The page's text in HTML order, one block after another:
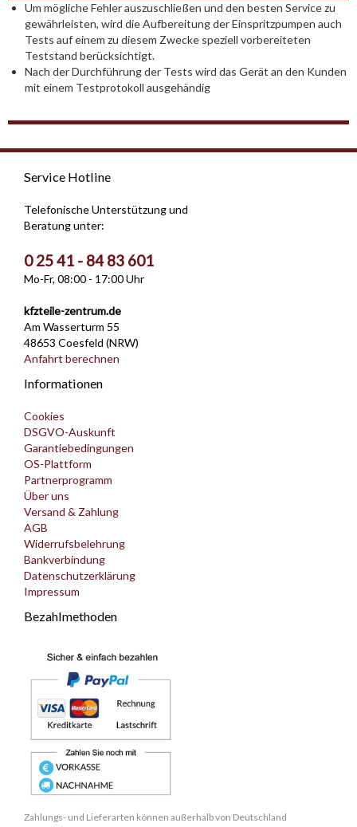
Um mögliche Fehler auszuschließen und den besten Service zu
gewährleisten, wird die Aufbereitung der Einspritzpumpen auch
Tests auf einem zu diesem Zwecke speziell vorbereiteten
Teststand berücksichtigt.
Nach der Durchführung der Tests wird das Gerät an den Kunden
mit einem Testprotokoll ausgehändig
Service Hotline
Telefonische Unterstützung und
Beratung unter:
0 25 41 - 84 83 601
Mo-Fr, 08:00 - 17:00 Uhr
kfzteile-zentrum.de
Am Wasserturm 55
48653 Coesfeld (NRW)
Anfahrt berechnen
Informationen
Cookies
DSGVO-Auskunft
Garantiebedingungen
OS-Plattform
Partnerprogramm
Über uns
Versand & Zahlung
AGB
Widerrufsbelehrung
Bankverbindung
Datenschutzerklärung
Impressum
Bezahlmethoden
Zahlungs- und Lieferarten können außerhalb von Deutschland